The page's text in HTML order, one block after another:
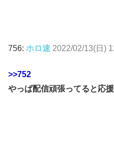
756: ホロ速 2022/02/13(日)
>>752
やっぱ配信頑張ってると応